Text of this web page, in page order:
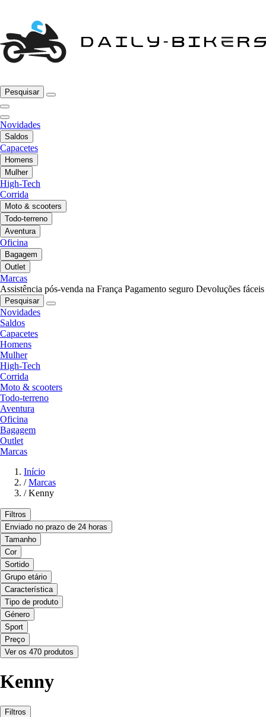
Pesquisar
Novidades
Saldos
Capacetes
Homens
Mulher
High-Tech
Corrida
Moto & scooters
Todo-terreno
Aventura
Oficina
Bagagem
Outlet
Marcas
Assistência pós-venda na França Pagamento seguro Devoluções fáceis
Pesquisar
Novidades
Saldos
Capacetes
Homens
Mulher
High-Tech
Corrida
Moto & scooters
Todo-terreno
Aventura
Oficina
Bagagem
Outlet
Marcas
Início
/ Marcas
/ Kenny
Filtros
Enviado no prazo de 24 horas
Tamanho
Cor
Sortido
Grupo etário
Característica
Tipo de produto
Género
Sport
Preço
Ver os 470 produtos
Kenny
Filtros